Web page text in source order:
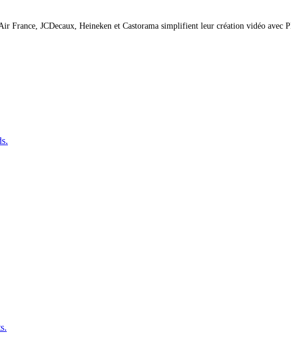
France, JCDecaux, Heineken et Castorama simplifient leur création vidéo avec